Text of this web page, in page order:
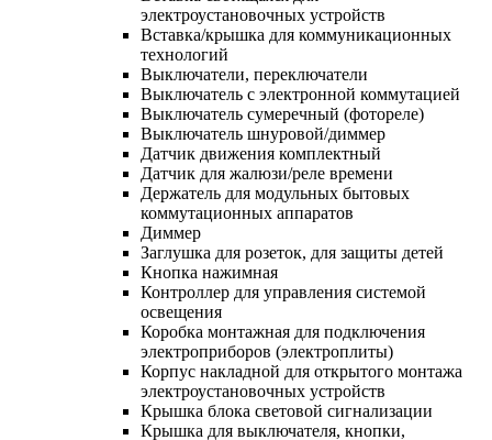
электроустановочных устройств
Вставка/крышка для коммуникационных
технологий
Выключатели, переключатели
Выключатель с электронной коммутацией
Выключатель сумеречный (фотореле)
Выключатель шнуровой/диммер
Датчик движения комплектный
Датчик для жалюзи/реле времени
Держатель для модульных бытовых
коммутационных аппаратов
Диммер
Заглушка для розеток, для защиты детей
Кнопка нажимная
Контроллер для управления системой
освещения
Коробка монтажная для подключения
электроприборов (электроплиты)
Корпус накладной для открытого монтажа
электроустановочных устройств
Крышка блока световой сигнализации
Крышка для выключателя, кнопки,